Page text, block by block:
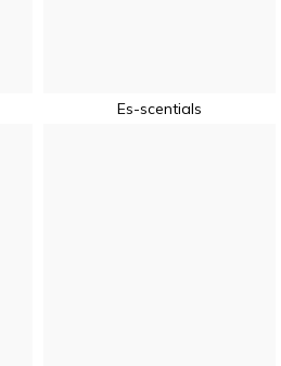
Es-scentials